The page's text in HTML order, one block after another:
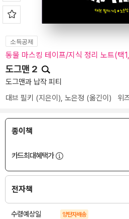
소득공제
동물 마스킹 테이프/지식 정리 노트(택
도그맨 2
도그맨과 납작 피티
대브 필키 (지은이), 노은정 (옮긴이) 위
종이책
카드최대혜택가
전자책
수령예상일 양탄자배송